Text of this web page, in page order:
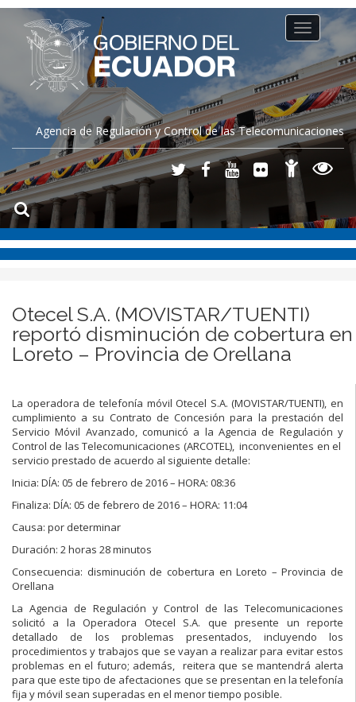
Agencia de Regulación y Control de las Telecomunicaciones
Toggle
navigation
Otecel S.A. (MOVISTAR/TUENTI)
reportó disminución de cobertura en
Loreto – Provincia de Orellana
La operadora de telefonía móvil Otecel S.A. (MOVISTAR/TUENTI), en
cumplimiento a su Contrato de Concesión para la prestación del
Servicio Móvil Avanzado, comunicó a la Agencia de Regulación y
Control de las Telecomunicaciones (ARCOTEL), inconvenientes en el
servicio prestado de acuerdo al siguiente detalle:
Inicia: DÍA: 05 de febrero de 2016 – HORA: 08:36
Finaliza: DÍA: 05 de febrero de 2016 – HORA: 11:04
Causa: por determinar
Duración: 2 horas 28 minutos
Consecuencia: disminución de cobertura en Loreto – Provincia de
Orellana
La Agencia de Regulación y Control de las Telecomunicaciones
solicitó a la Operadora Otecel S.A. que presente un reporte
detallado de los problemas presentados, incluyendo los
procedimientos y trabajos que se vayan a realizar para evitar estos
problemas en el futuro; además, reitera que se mantendrá alerta
para que este tipo de afectaciones que se presentan en la telefonía
fija y móvil sean superadas en el menor tiempo posible.